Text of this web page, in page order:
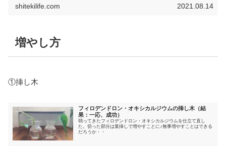
shitekilife.com 2021.08.14
増やし方
①挿し木
フィロデンドロン・オキシカルジウムの挿し木（結
果：一応、成功）
弱ってきたフィロデンドロン・オキシカルジウムを仕立て直し
た。切った部分は葉挿しで増やすことに♪無事増やすことはできる
だろうか・・